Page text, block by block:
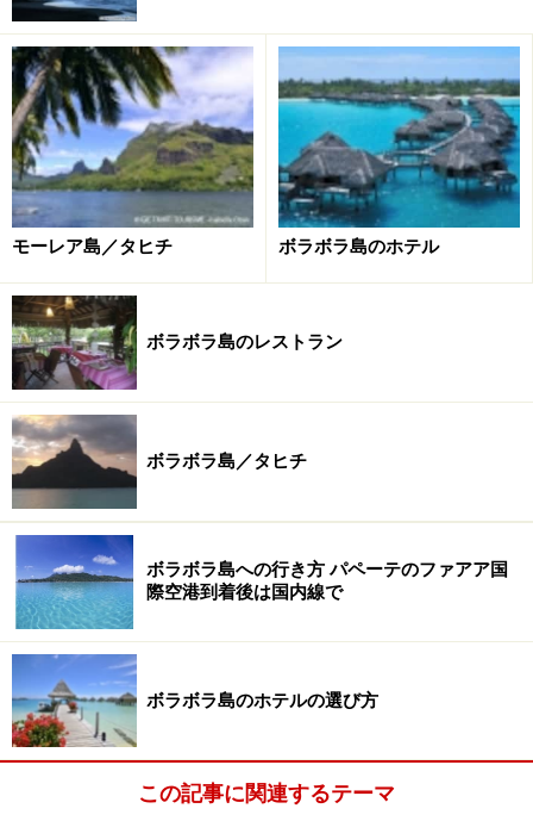
しに眺めるロケーション、南の島の風情がたっぷりの居
住空間、そして客室エリアから離れたレストランでのポ
リネシアの食体験など、“タヒチ体験”がラグジュアリー
に楽しめるリゾートです。
ちなみに、マリン・バイオロジストが常駐し、海の世界
へ興味の扉を開くきっかけにも。日本人ゲストリレーシ
ョンも滞在のお手伝いをしてくれるので、安心です。
＝＞次のページでは、ゲストルームについてご紹介しま
す。
※記事内容は執筆時点のものです。最新の内容をご確認くださ
い。
※海外を訪れる際には最新情報の入手に努め、「
ホームページ
ださい。
1/4
モーレア島／タヒチ ボラボラ島のホテル
ボラボラ島のレストラン
ボラボラ島／タヒチ
ボラボラ島への行き方 パペーテのファアア国
際空港到着後は国内線で
ボラボラ島のホテルの選び方
この記事に関連するテーマ